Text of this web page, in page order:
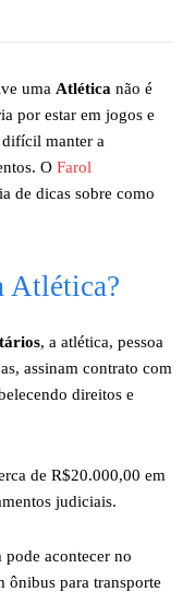
uma Atlética não é
por estar em jogos e
manter a
O Farol
de dicas sobre como
Atlética?
, a atlética, pessoa
assinam contrato com
direitos e
de R$20.000,00 em
judiciais.
acontecer no
ônibus para transporte